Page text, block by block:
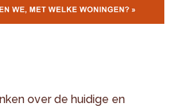
over de huidige en